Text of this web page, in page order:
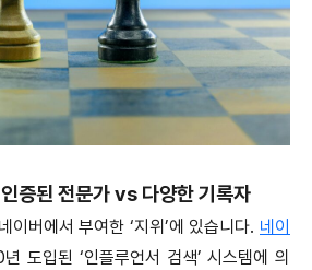
증된 전문가 vs 다양한 기록자
이버에서 부여한 ‘지위’에 있습니다. 네이
도입된 ‘인플루언서 검색’ 시스템에 의